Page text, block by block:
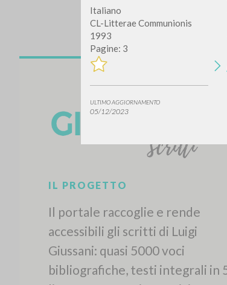
Italiano
CL-Litterae Communionis
1993
Pagine: 3
ULTIMO AGGIORNAMENTO
05/12/2023
IL PROGETTO
Il portale raccoglie e rende